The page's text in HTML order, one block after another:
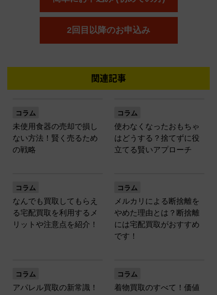
2回目以降のお申込み
関連記事
コラム
未使用食器の売却で損し
ない方法！賢く売るため
の戦略
コラム
使わなくなったおもちゃ
はどうする？捨てずに役
立てる賢いアプローチ
コラム
なんでも買取してもらえ
る宅配買取を利用するメ
リットや注意点を紹介！
コラム
メルカリによる断捨離を
やめた理由とは？断捨離
には宅配買取がおすすめ
です！
コラム
アパレル買取の新常識！
コラム
着物買取のすべて！価値